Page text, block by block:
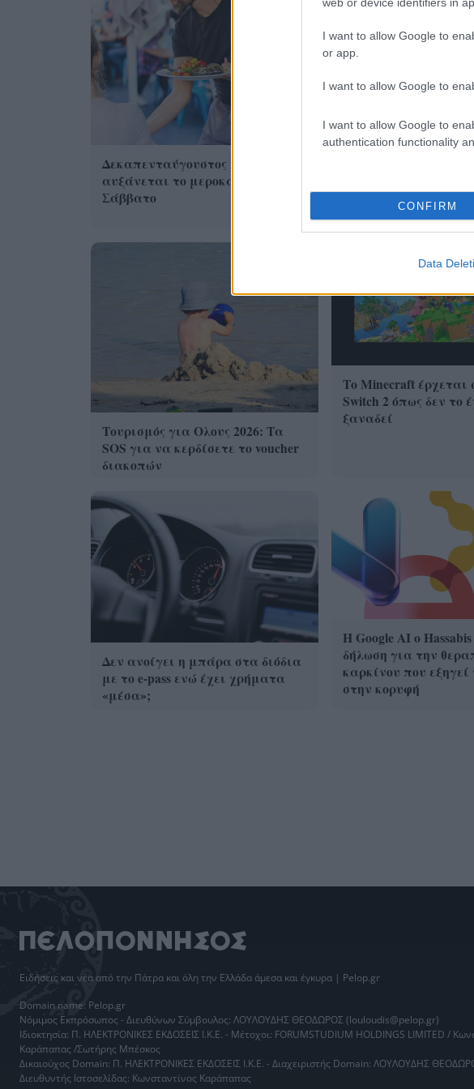
I want to allow Google to
or app.
I want to allow Google to
I want to allow Google to
authentication functionality
CONFIRM
Data
Δεκαπενταύγουστος 2026: Πόσο
αυξάνεται το μεροκάματο το
Σάββατο
Η Meta
από AI μοντέλο της
Τουρισμός για Ολους 2026: Τα
SOS για να κερδίσετε το voucher
διακοπών
Το Minecraft έρχεται
Switch 2 όπως δεν το
ξαναδεί
Δεν ανοίγει η μπάρα στα διόδια
με το e-pass ενώ έχει χρήματα
«μέσα»;
Η Google ΑΙ ο
δήλωση για την
καρκίνου που εξηγεί
στην κορυφή
Ειδήσεις και νέα από την Πάτρα και όλη την Ελλάδα άμεσα και έγκυρα | Pelop.gr
Domain name: Pelop.gr
Νόμιμος Εκπρόσωπος - Διευθύνων Σύμβουλος: ΛΟΥΛΟΥΔΗΣ ΘΕΟΔΩΡΟΣ (louloudis@pelop.gr)
Ιδιοκτησία: Π. ΗΛΕΚΤΡΟΝΙΚΕΣ ΕΚΔΟΣΕΙΣ Ι.Κ.Ε. - Μέτοχοι: FORUMSTUDIUM HOLDINGS LIMITED /
Καράπαπας /Σωτήρης Μπέσκος
Δικαιούχος Domain: Π. ΗΛΕΚΤΡΟΝΙΚΕΣ ΕΚΔΟΣΕΙΣ Ι.Κ.Ε. - Διαχειριστής Domain: ΛΟΥΛΟΥΔΗΣ
Διευθυντής Ιστοσελίδας: Κωνσταντίνος Καράπαπας